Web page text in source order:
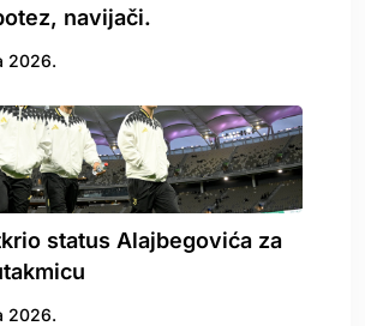
navijači.
2026.
status Alajbegovića za
2026.